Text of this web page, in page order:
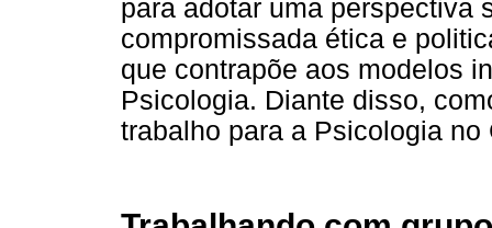
para adotar uma perspectiva
compromissada ética e
que contrapõe aos modelos
Psicologia. Diante disso,
trabalho para a Psicologia no